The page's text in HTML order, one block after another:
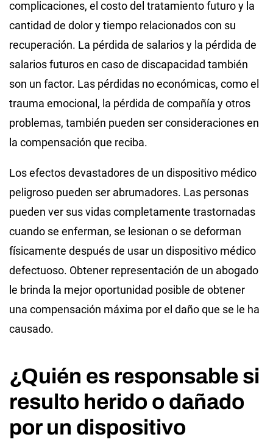
complicaciones, el costo del tratamiento futuro y la
cantidad de dolor y tiempo relacionados con su
recuperación. La pérdida de salarios y la pérdida de
salarios futuros en caso de discapacidad también
son un factor. Las pérdidas no económicas, como el
trauma emocional, la pérdida de compañía y otros
problemas, también pueden ser consideraciones en
la compensación que reciba.
Los efectos devastadores de un dispositivo médico
peligroso pueden ser abrumadores. Las personas
pueden ver sus vidas completamente trastornadas
cuando se enferman, se lesionan o se deforman
físicamente después de usar un dispositivo médico
defectuoso. Obtener representación de un abogado
le brinda la mejor oportunidad posible de obtener
una compensación máxima por el daño que se le ha
causado.
¿Quién es responsable si
resulto herido o dañado
por un dispositivo